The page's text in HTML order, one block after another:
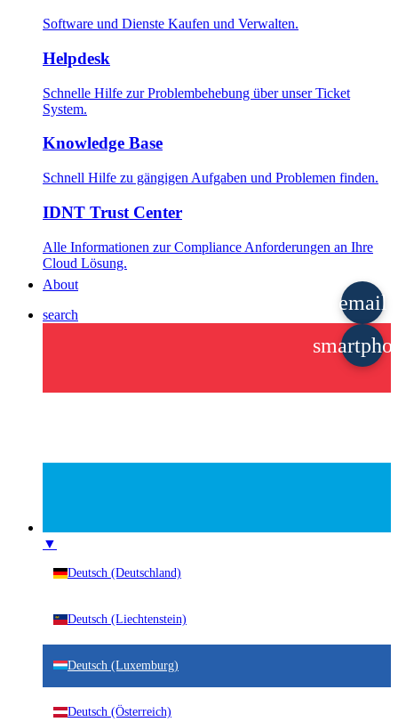
Software und Dienste Kaufen und Verwalten.
Helpdesk
Schnelle Hilfe zur Problembehebung über unser Ticket
System.
Knowledge Base
Schnell Hilfe zu gängigen Aufgaben und Problemen finden.
IDNT Trust Center
Alle Informationen zur Compliance Anforderungen an Ihre
Cloud Lösung.
About
search
▼
Deutsch (Deutschland)
Deutsch (Liechtenstein)
Deutsch (Luxemburg)
Deutsch (Österreich)
email